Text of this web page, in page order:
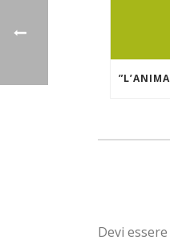
Devi essere